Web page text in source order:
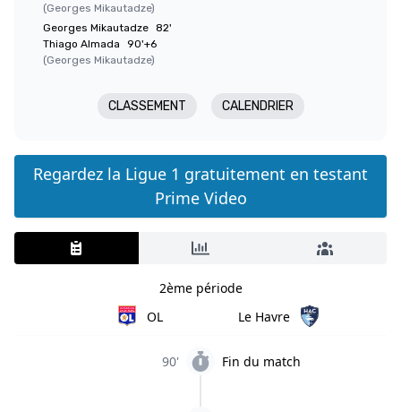
(Georges Mikautadze)
Georges Mikautadze 82'
Thiago Almada
90'+6
(Georges Mikautadze)
CLASSEMENT CALENDRIER
Regardez la Ligue 1 gratuitement en testant
Prime Video
2ème période
OL
Le Havre
90' Fin du match